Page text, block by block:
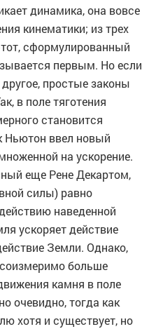
динамика, она вовсе
кинематики; из трех
сформулированный
первым. Но если
простые законы
в поле тяготения
становится
Ньютон ввел новый
на ускорение.
еще Рене Декартом,
силы) равно
наведенной
ускоряет действие
Земли. Однако,
больше
камня в поле
очевидно, тогда как
хотя и существует, но